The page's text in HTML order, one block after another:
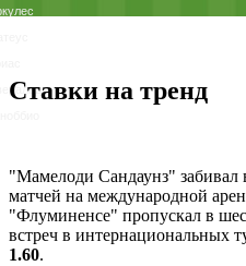
Ставки на тренд
"Мамелоди Сандаунз" забивал
матчей на международной
"Флуминенсе" пропускал в
встреч в интернациональных
1.60.